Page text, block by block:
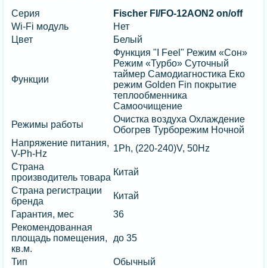
Серия
Fischer FI/FO-12AON2 on/off
Wi-Fi модуль
Нет
Цвет
Белый
Функции
Функция "I Feel" Режим «Сон»
Режим «Турбо» Суточный
таймер Самодиагностика Еко
режим Golden Fin покрытие
теплообменника
Самоочищение
Режимы работы
Очистка воздуха Охлаждение
Обогрев Турборежим Ночной
Напряжение питания,
V-Ph-Hz
1Ph, (220-240)V, 50Hz
Страна
производитель товара
Китай
Страна регистрации
бренда
Китай
Гарантия, мес
36
Рекомендованная
площадь помещения,
кв.м.
до 35
Тип
Обычный